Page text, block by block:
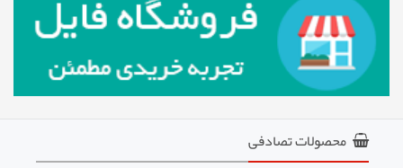
محصولات تصادفی